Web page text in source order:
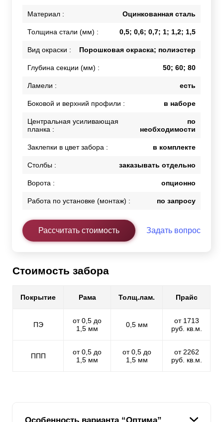
Материал : Оцинкованная сталь
Толщина стали (мм) : 0,5; 0,6; 0,7; 1; 1,2; 1,5
Вид окраски : Порошковая окраска; полиэстер
Глубина секции (мм) : 50; 60; 80
Ламели : есть
Боковой и верхний профили : в наборе
Центральная усиливающая
планка :
по
необходимости
Заклепки в цвет забора : в комплекте
Столбы : заказывать отдельно
Ворота : опционно
Работа по установке (монтаж) : по запросу
Рассчитать стоимость Задать вопрос
Стоимость забора
Покрытие Рама Толщ.лам. Прайс
ПЭ
от 0,5 до
1,5 мм
0,5 мм
от 1713
руб. кв.м.
ППП
от 0,5 до
1,5 мм
от 0,5 до
1,5 мм
от 2262
руб. кв.м.
Особенность варианта “Оптима”